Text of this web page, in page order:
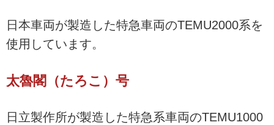
日本車両が製造した特急車両のTEMU2000系を
使用しています。
太魯閣（たろこ）号
日立製作所が製造した特急系車両のTEMU1000